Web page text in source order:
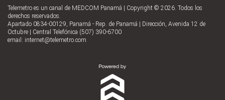
Telemetro es un canal de MEDCOM Panamá | Copyright © 2026. Todos los
derechos reservados.
Apartado 0834-00129, Panamá - Rep. de Panamá | Dirección, Avenida 12 de
Octubre | Central Telefónica (507) 390-6700
email: internet@telemetro.com